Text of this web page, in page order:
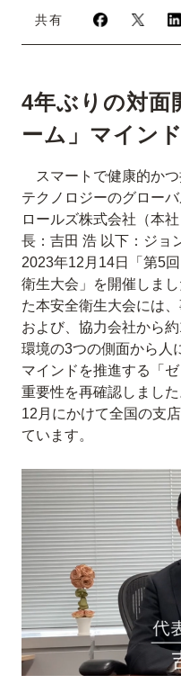
共有
4年ぶりの対面
ーム」マイン
スマートで健康的か
テクノロジーのグロー
ロールズ株式会社（本
長：吉田 浩 以下：ジョ
2023年12月14日「第5
衛生大会」を開催しま
た本安全衛生大会には
および、協力会社から
環境の3つの側面から人
マインドを推進する「
重要性を再確認しまし
12月にかけて全国の支
ています。